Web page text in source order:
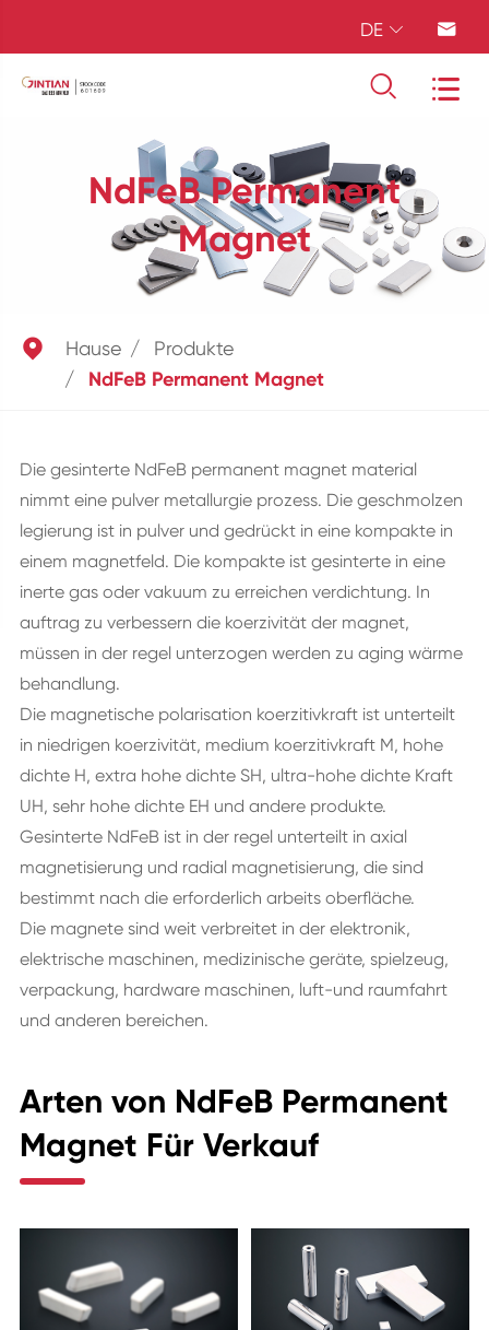
DE  
 
NdFeB Permanent
Magnet
 Hause Produkte
NdFeB Permanent Magnet
Die gesinterte NdFeB permanent magnet material
nimmt eine pulver metallurgie prozess. Die geschmolzen
legierung ist in pulver und gedrückt in eine kompakte in
einem magnetfeld. Die kompakte ist gesinterte in eine
inerte gas oder vakuum zu erreichen verdichtung. In
auftrag zu verbessern die koerzivität der magnet,
müssen in der regel unterzogen werden zu aging wärme
behandlung.
Die magnetische polarisation koerzitivkraft ist unterteilt
in niedrigen koerzivität, medium koerzitivkraft M, hohe
dichte H, extra hohe dichte SH, ultra-hohe dichte Kraft
UH, sehr hohe dichte EH und andere produkte.
Gesinterte NdFeB ist in der regel unterteilt in axial
magnetisierung und radial magnetisierung, die sind
bestimmt nach die erforderlich arbeits oberfläche.
Die magnete sind weit verbreitet in der elektronik,
elektrische maschinen, medizinische geräte, spielzeug,
verpackung, hardware maschinen, luft-und raumfahrt
und anderen bereichen.
Arten von NdFeB Permanent
Magnet Für Verkauf